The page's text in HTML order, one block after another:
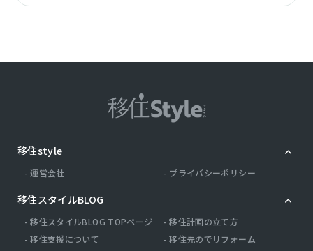
移住style
運営会社 プライバシーポリシー
移住スタイルBLOG
移住スタイルBLOG TOPページ
移住計画の立て方
移住支援について
移住先のでリフォーム